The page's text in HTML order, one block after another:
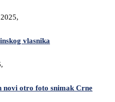
vlasnika
novi otro foto snimak Crne